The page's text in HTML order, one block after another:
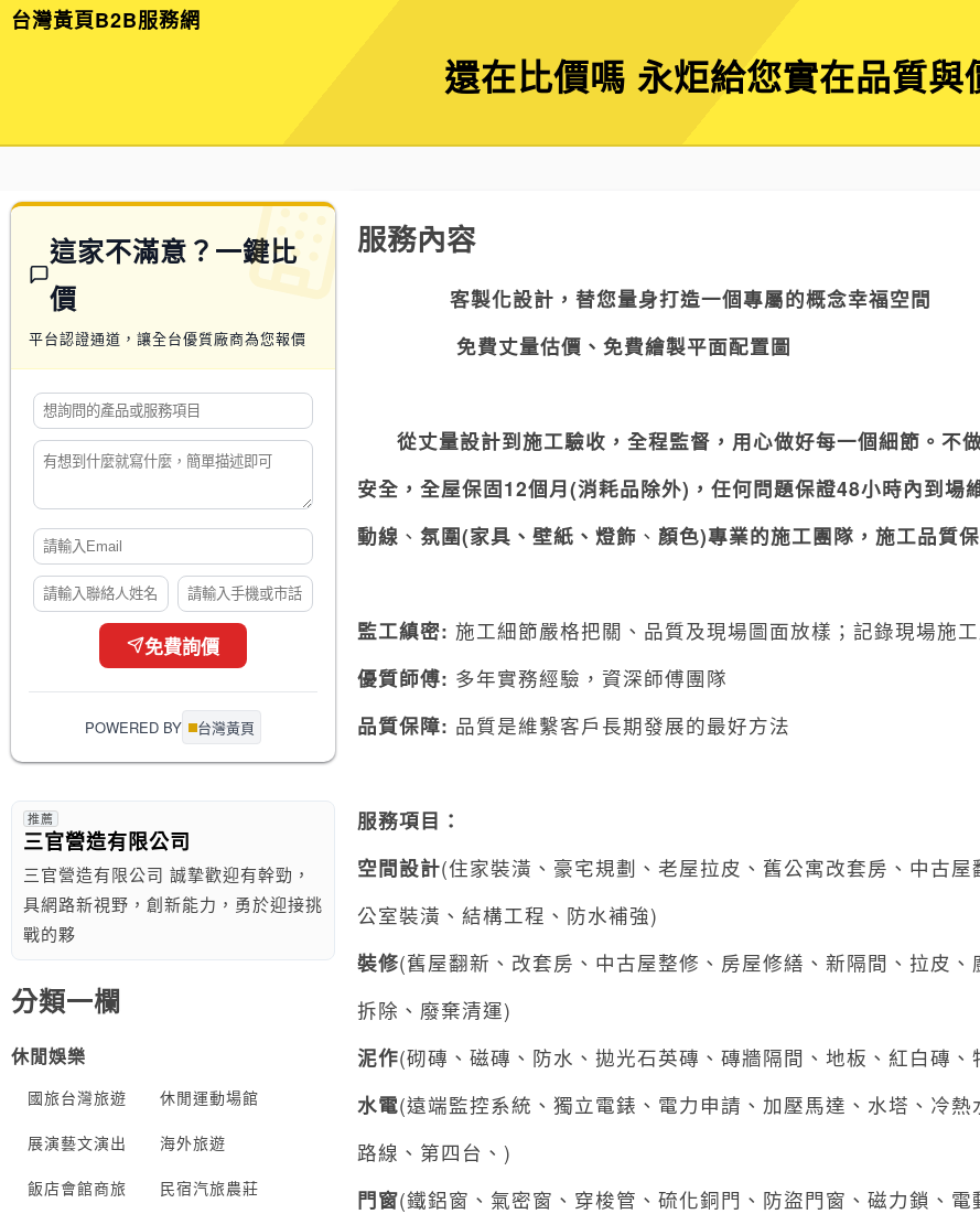
台灣黃頁B2B服務網
還在比價嗎 永炬給您實在品質與
服務內容
客製化設計，替您量身打造一個專屬的概念幸福空間
免費丈量估價、免費繪製平面配置圖
從丈量設計到施工驗收，全程監督，用心做好每一個細節。不
安全，全屋保固12個月(消耗品除外) ，任何問題保證48小時內到場
動線 、氛圍(家具、壁紙、燈飾 、顏色)專業的施工團隊，施工品質
監工縝密: 施工細節嚴格把關、品質及現場圖面放樣；記錄現場施
優質師傅: 多年實務經驗，資深師傅團隊
品質保障: 品質是維繫客戶長期發展的最好方法
服務項目：
空間設計(住家裝潢、豪宅規劃、老屋拉皮、舊公寓改套房、中古
公室裝潢、結構工程、防水補強)
裝修(舊屋翻新、改套房、中古屋整修、房屋修繕、新隔間、拉皮
拆除、廢棄清運)
泥作(砌磚、磁磚、防水、拋光石英磚、磚牆隔間、地板、紅白磚
水電(遠端監控系統、獨立電錶、電力申請、加壓馬達、水塔、冷
路線、第四台、)
門窗(鐵鋁窗、氣密窗、穿梭管、硫化銅門、防盜門窗、磁力鎖、
這家不滿意？一鍵比
價
平台認證通道，讓全台優質廠商為您報價
免費詢價
POWERED BY 台灣黃頁
推薦
三官營造有限公司
三官營造有限公司 誠摯歡迎有幹勁，
具網路新視野，創新能力，勇於迎接挑
戰的夥
分類一欄
休閒娛樂
國旅台灣旅遊 休閒運動場館
展演藝文演出 海外旅遊
飯店會館商旅 民宿汽旅農莊